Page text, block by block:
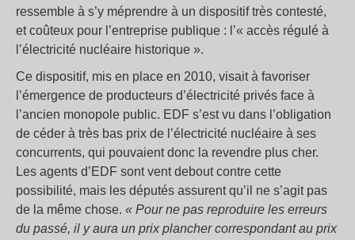
ressemble à s’y méprendre à un dispositif très contesté,
et coûteux pour l’entreprise publique : l’« accès régulé à
l’électricité nucléaire historique ».
Ce dispositif, mis en place en 2010, visait à favoriser
l’émergence de producteurs d’électricité privés face à
l’ancien monopole public. EDF s’est vu dans l’obligation
de céder à très bas prix de l’électricité nucléaire à ses
concurrents, qui pouvaient donc la revendre plus cher.
Les agents d’EDF sont vent debout contre cette
possibilité, mais les députés assurent qu’il ne s’agit pas
de la même chose. « Pour ne pas reproduire les erreurs
du passé, il y aura un prix plancher correspondant au prix